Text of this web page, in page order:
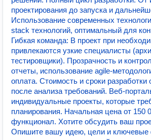
проектирования до запуска и
Использование современных
stack технологий, оптимальный для
Гибкая команда: В проект при
привлекаются узкие специалисты
тестировщики). Прозрачность и
отчеты, использование agile-
оплата. Стоимость и сроки разработки
после анализа требований. Веб-
индивидуальные проекты, которые
планирования. Начальная цена от 150
функционал. Хотите обсудить ваш
Опишите вашу идею, цели и